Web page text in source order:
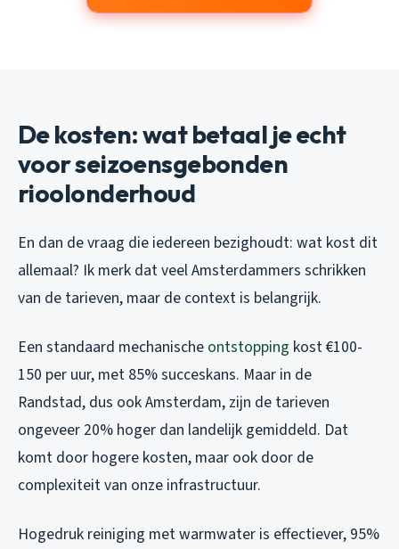
De kosten: wat betaal je echt
voor seizoensgebonden
rioolonderhoud
En dan de vraag die iedereen bezighoudt: wat kost dit
allemaal? Ik merk dat veel Amsterdammers schrikken
van de tarieven, maar de context is belangrijk.
Een standaard mechanische ontstopping kost €100-
150 per uur, met 85% succeskans. Maar in de
Randstad, dus ook Amsterdam, zijn de tarieven
ongeveer 20% hoger dan landelijk gemiddeld. Dat
komt door hogere kosten, maar ook door de
complexiteit van onze infrastructuur.
Hogedruk reiniging met warmwater is effectiever, 95%